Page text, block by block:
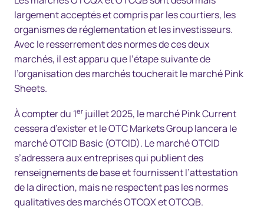
largement acceptés et compris par les courtiers, les
organismes de réglementation et les investisseurs.
Avec le resserrement des normes de ces deux
marchés, il est apparu que l’étape suivante de
l’organisation des marchés toucherait le marché Pink
Sheets.
À compter du 1er juillet 2025, le marché Pink Current
cessera d’exister et le OTC Markets Group lancera le
marché OTCID Basic (OTCID). Le marché OTCID
s’adressera aux entreprises qui publient des
renseignements de base et fournissent l’attestation
de la direction, mais ne respectent pas les normes
qualitatives des marchés OTCQX et OTCQB.